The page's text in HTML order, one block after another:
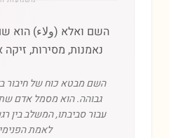
השם ואלא (ولاء) הוא
נאמנות, מסירות,
השם מבטא כוח של חיבור
גבוהה. הוא מסמל אדם
עבור סביבתו, המשלב בין
לאמת